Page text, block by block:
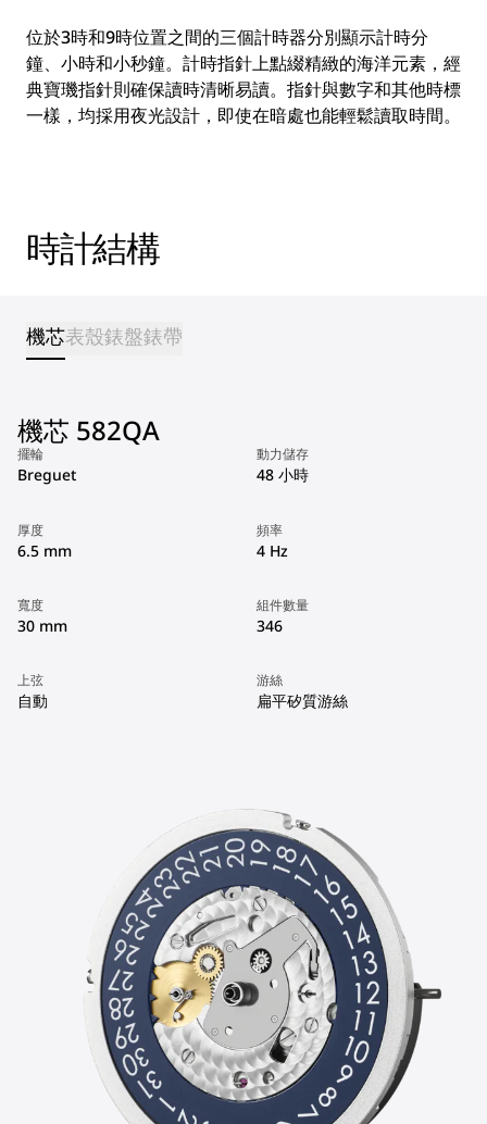
位於3時和9時位置之間的三個計時器分別顯示計時分
鐘、小時和小秒鐘。計時指針上點綴精緻的海洋元素，經
典寶璣指針則確保讀時清晰易讀。指針與數字和其他時標
一樣，均採用夜光設計，即使在暗處也能輕鬆讀取時間。
時計結構
機芯表殼錶盤錶帶
機芯 582QA
擺輪
Breguet
動力儲存
48 小時
厚度
6.5 mm
頻率
4 Hz
寬度
30 mm
組件數量
346
上弦
自動
游絲
扁平矽質游絲